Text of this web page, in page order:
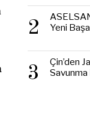
2
Yeni
3
Çin’den
Savunma